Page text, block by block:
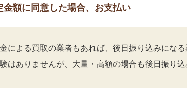
金額に同意した場合、お支払い
による買取の業者もあれば、後日振り込みになる
はありませんが、大量・高額の場合も後日振り込